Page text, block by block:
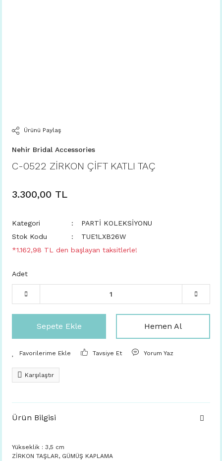
Ürünü Paylaş
Nehir Bridal Accessories
C-0522 ZİRKON ÇİFT KATLI TAÇ
3.300,00 TL
Kategori
PARTİ KOLEKSİYONU
Stok Kodu
TUE1LXB26W
*1.162,98 TL den başlayan taksitlerle!
Adet
Sepete Ekle Hemen Al
Tavsiye Et Yorum Yaz
Karşılaştır
Ürün Bilgisi
Yükseklik : 3,5 cm
ZİRKON TAŞLAR, GÜMÜŞ KAPLAMA